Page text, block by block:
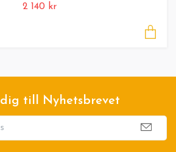
2 140 kr
till Nyhetsbrevet